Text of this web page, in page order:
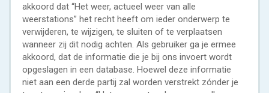
akkoord dat “Het weer, actueel weer van alle
weerstations” het recht heeft om ieder onderwerp te
verwijderen, te wijzigen, te sluiten of te verplaatsen
wanneer zij dit nodig achten. Als gebruiker ga je ermee
akkoord, dat de informatie die je bij ons invoert wordt
opgeslagen in een database. Hoewel deze informatie
niet aan een derde partij zal worden verstrekt zónder je